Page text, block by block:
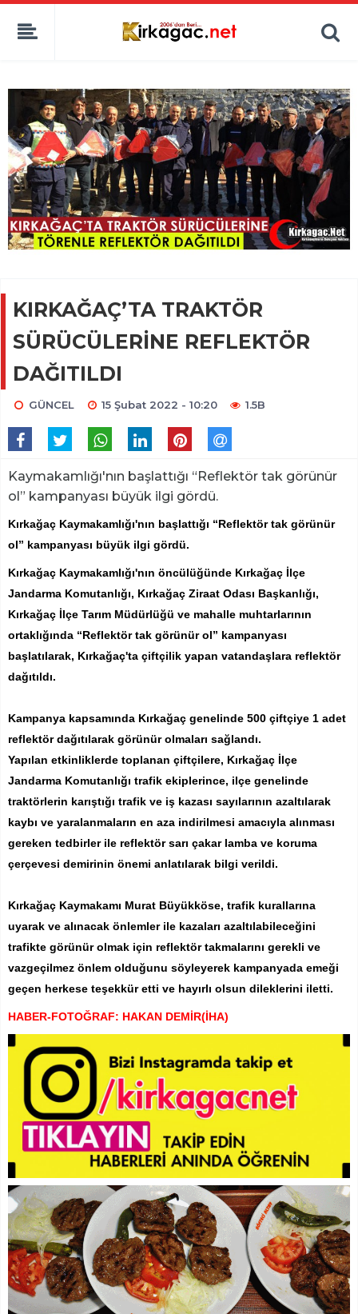
KIRKAĞAÇ’TA TRAKTÖR
SÜRÜCÜLERİNE REFLEKTÖR
DAĞITILDI
GÜNCEL 15 Şubat 2022 - 10:20 1.5B
Kaymakamlığı'nın başlattığı “Reflektör tak görünür
ol” kampanyası büyük ilgi gördü.
Kırkağaç Kaymakamlığı'nın başlattığı “Reflektör tak görünür
ol” kampanyası büyük ilgi gördü.
Kırkağaç Kaymakamlığı'nın öncülüğünde Kırkağaç İlçe
Jandarma Komutanlığı, Kırkağaç Ziraat Odası Başkanlığı,
Kırkağaç İlçe Tarım Müdürlüğü ve mahalle muhtarlarının
ortaklığında “Reflektör tak görünür ol” kampanyası
başlatılarak, Kırkağaç'ta çiftçilik yapan vatandaşlara reflektör
dağıtıldı.
Kampanya kapsamında Kırkağaç genelinde 500 çiftçiye 1 adet
reflektör dağıtılarak görünür olmaları sağlandı.
Yapılan etkinliklerde toplanan çiftçilere, Kırkağaç İlçe
Jandarma Komutanlığı trafik ekiplerince, ilçe genelinde
traktörlerin karıştığı trafik ve iş kazası sayılarının azaltılarak
kaybı ve yaralanmaların en aza indirilmesi amacıyla alınması
gereken tedbirler ile reflektör sarı çakar lamba ve koruma
çerçevesi demirinin önemi anlatılarak bilgi verildi.
Kırkağaç Kaymakamı Murat Büyükköse, trafik kurallarına
uyarak ve alınacak önlemler ile kazaları azaltılabileceğini
trafikte görünür olmak için reflektör takmalarını gerekli ve
vazgeçilmez önlem olduğunu söyleyerek kampanyada emeği
geçen herkese teşekkür etti ve hayırlı olsun dileklerini iletti.
HABER-FOTOĞRAF: HAKAN DEMİR(İHA)